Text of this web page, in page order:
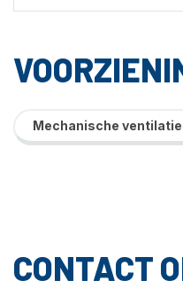
Mechanische ventilatie
CONTACT